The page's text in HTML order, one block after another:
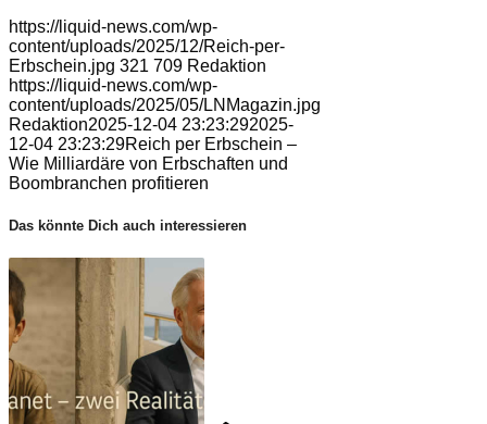
https://liquid-news.com/wp-
content/uploads/2025/12/Reich-per-
Erbschein.jpg 321 709 Redaktion
https://liquid-news.com/wp-
content/uploads/2025/05/LNMagazin.jpg
Redaktion2025-12-04 23:23:292025-
12-04 23:23:29Reich per Erbschein –
Wie Milliardäre von Erbschaften und
Boombranchen profitieren
Das könnte Dich auch interessieren